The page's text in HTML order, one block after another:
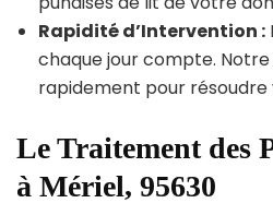
Rapidité d’Intervention :
chaque jour compte.
rapidement pour
Le Traitement des
à Mériel, 95630